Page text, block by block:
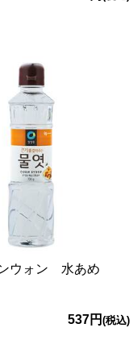
ウォン 水あめ
537円 (税込)